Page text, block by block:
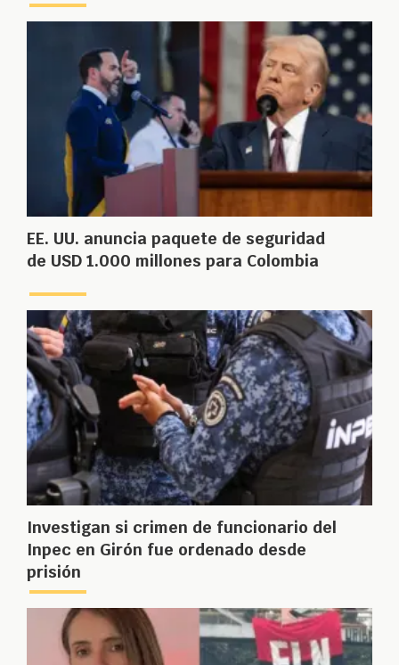
EE. UU. anuncia paquete de seguridad
de USD 1.000 millones para Colombia
Investigan si crimen de funcionario del
Inpec en Girón fue ordenado desde
prisión